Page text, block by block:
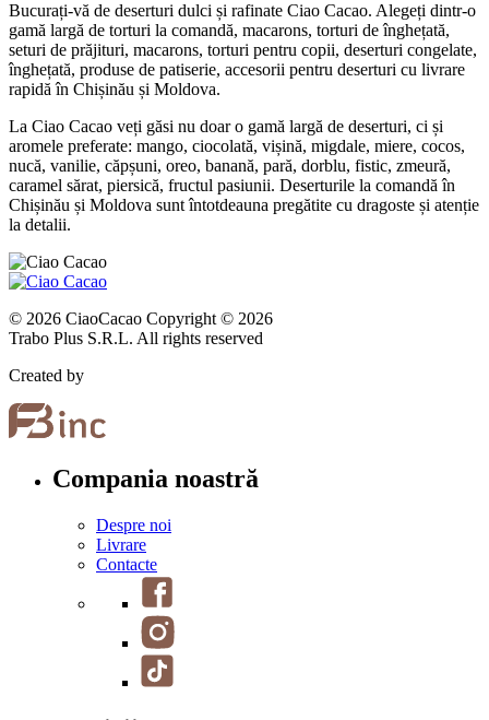
Bucurați-vă de deserturi dulci și rafinate Ciao Cacao. Alegeți dintr-o
gamă largă de torturi la comandă, macarons, torturi de înghețată,
seturi de prăjituri, macarons, torturi pentru copii, deserturi congelate,
înghețată, produse de patiserie, accesorii pentru deserturi cu livrare
rapidă în Chișinău și Moldova.
La Ciao Cacao veți găsi nu doar o gamă largă de deserturi, ci și
aromele preferate: mango, ciocolată, vișină, migdale, miere, cocos,
nucă, vanilie, căpșuni, oreo, banană, pară, dorblu, fistic, zmeură,
caramel sărat, piersică, fructul pasiunii. Deserturile la comandă în
Chișinău și Moldova sunt întotdeauna pregătite cu dragoste și atenție
la detalii.
© 2026 CiaoCacao Copyright © 2026
Trabo Plus S.R.L. All rights reserved
Created by
Compania noastră
Despre noi
Livrare
Contacte